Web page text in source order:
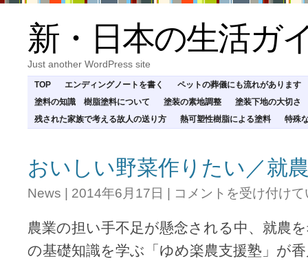
新・日本の生活ガ
Just another WordPress site
TOP エンディングノートを書く
ペットの葬儀にも流れがあります
塗料の知識 樹脂塗料について
塗装の素地調整
塗装下地の大切さ
残された家族で考える故人の送り方
熱可塑性樹脂による塗料 特殊
おいしい野菜作りたい／就
News | 2014年6月17日 | お
い
菜
コメントを受け付け
農業の担い手不足が懸念される中、就農
の基礎知識を学ぶ「ゆめ楽農支援塾」が